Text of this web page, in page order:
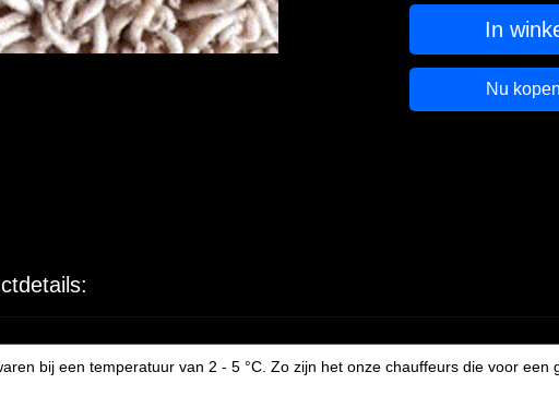
In
Nu
bij een temperatuur van 2 - 5 °C. Zo zijn het onze chauffeurs die voor een